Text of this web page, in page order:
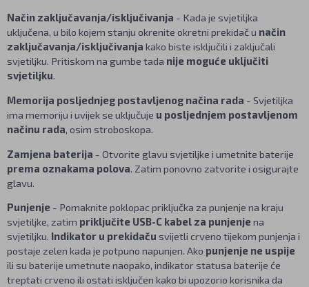
Način zaključavanja/isključivanja - Kada je svjetiljka
uključena, u bilo kojem stanju okrenite okretni prekidač u način
zaključavanja/isključivanja kako biste isključili i zaključali
svjetiljku. Pritiskom na gumbe tada nije moguće uključiti
svjetiljku.
Memorija posljednjeg postavljenog načina rada - Svjetiljka
ima memoriju i uvijek se uključuje u posljednjem postavljenom
načinu rada, osim stroboskopa.
Zamjena baterija - Otvorite glavu svjetiljke i umetnite baterije
prema oznakama polova. Zatim ponovno zatvorite i osigurajte
glavu.
Punjenje - Pomaknite poklopac priključka za punjenje na kraju
svjetiljke, zatim priključite USB-C kabel za punjenjena
svjetiljku. Indikator u prekidaču svijetli crveno tijekom punjenja i
postaje zelen kada je potpuno napunjen. Ako punjenje ne uspije
ili su baterije umetnute naopako, indikator statusa baterije će
treptati crveno ili ostati isključen kako bi upozorio korisnika da